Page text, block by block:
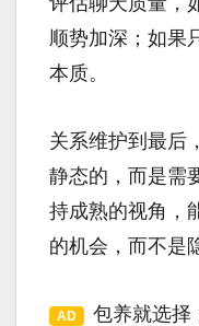
顺势加深；如果
本质。
关系维护到最后
静态的，而是需
持成熟的视角，
的机会，而不是
AD 包养就选择